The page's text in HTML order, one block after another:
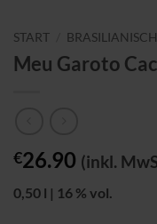
START
Meu Garoto
€26.90 (inkl.
0,50 l | 16 % vol.